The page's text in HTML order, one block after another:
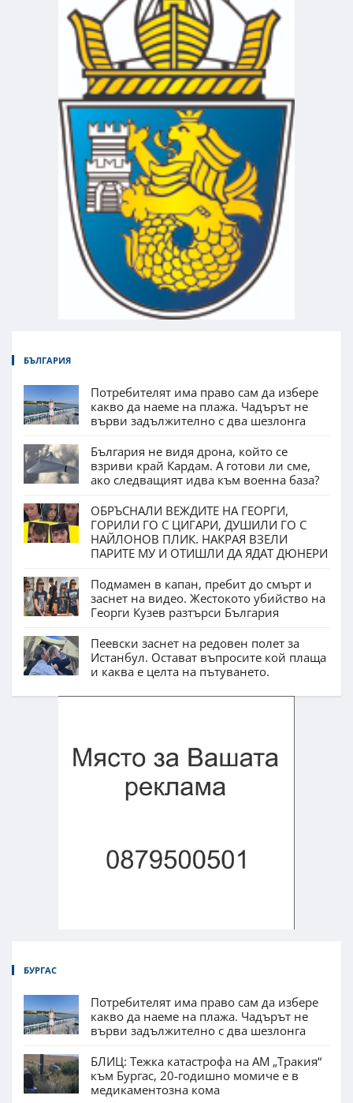
БЪЛГАРИЯ
Потребителят има право сам да избере
какво да наеме на плажа. Чадърът не
върви задължително с два шезлонга
България не видя дрона, който се
взриви край Кардам. А готови ли сме,
ако следващият идва към военна база?
ОБРЪСНАЛИ ВЕЖДИТЕ НА ГЕОРГИ,
ГОРИЛИ ГО С ЦИГАРИ, ДУШИЛИ ГО С
НАЙЛОНОВ ПЛИК. НАКРАЯ ВЗЕЛИ
ПАРИТЕ МУ И ОТИШЛИ ДА ЯДАТ ДЮНЕРИ
Подмамен в капан, пребит до смърт и
заснет на видео. Жестокото убийство на
Георги Кузев разтърси България
Пеевски заснет на редовен полет за
Истанбул. Остават въпросите кой плаща
и каква е целта на пътуването.
БУРГАС
Потребителят има право сам да избере
какво да наеме на плажа. Чадърът не
върви задължително с два шезлонга
БЛИЦ: Тежка катастрофа на АМ „Тракия“
към Бургас, 20-годишно момиче е в
медикаментозна кома